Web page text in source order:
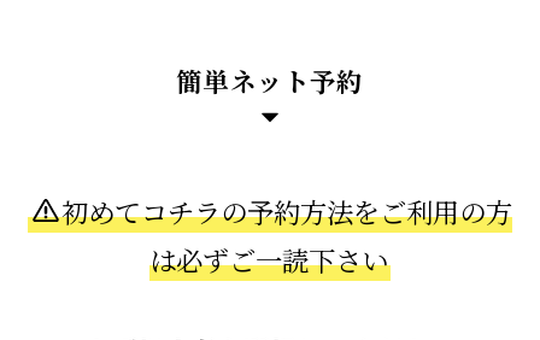
簡単ネット予約
初めてコチラの予約方法をご利用の方
は必ずご一読下さい